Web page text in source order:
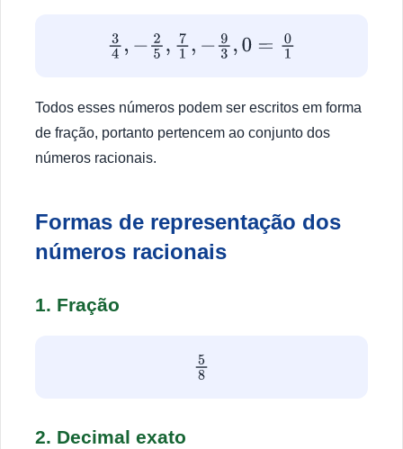
34, −25,7 1,− 93,0=0 1
Todos esses números podem ser escritos em forma
de fração, portanto pertencem ao conjunto dos
números racionais.
Formas de representação dos
números racionais
1. Fração
58
2. Decimal exato